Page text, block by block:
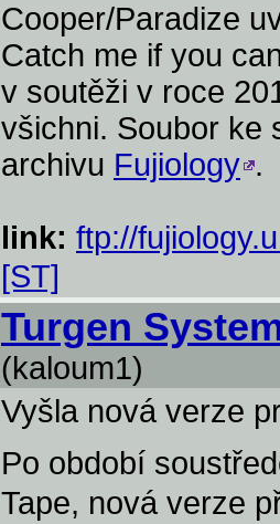
Cooper/Paradize
Catch me if you
v soutěži v roce
všichni. Soubor ke
archivu Fujiology .
link: ftp://
[ST]
Turgen
(kaloum1)
Vyšla nová verze
Po období
Tape, nová verze